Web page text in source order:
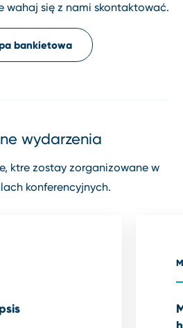
wahaj się z nami skontaktować.
bankietowa
wydarzenia
ktre zostay zorganizowane w
konferencyjnych.